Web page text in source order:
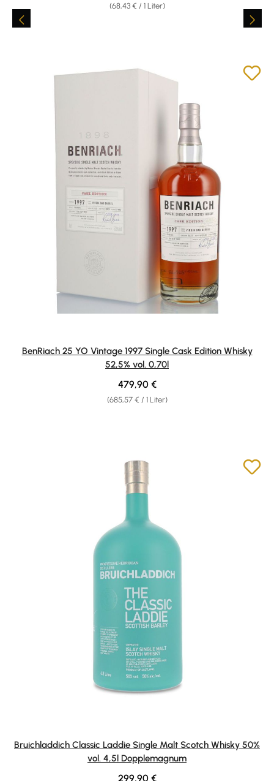
(68,43 € / 1 Liter)
BenRiach 25 YO Vintage 1997 Single Cask Edition Whisky
52,5% vol. 0,70l
(685,57 € / 1 Liter)
Regulärer Preis:
479,90 €
Bruichladdich Classic Laddie Single Malt Scotch Whisky 50%
vol. 4,5l Dopplemagnum
Regulärer Preis:
299,90 €